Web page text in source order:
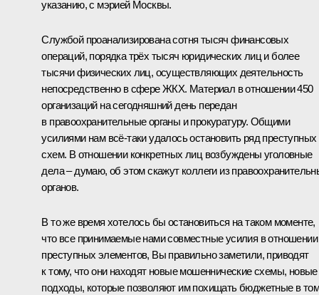
указанию, с мэрией Москвы.
Службой проанализирована сотня тысяч финансовых
операций, порядка трёх тысяч юридических лиц и более
тысячи физических лиц, осуществляющих деятельность
непосредственно в сфере ЖКХ. Материал в отношении 450
организаций на сегодняшний день передан
в правоохранительные органы и прокуратуру. Общими
усилиями нам всё‑таки удалось остановить ряд преступных
схем. В отношении конкретных лиц возбуждены уголовные
дела – думаю, об этом скажут коллеги из
органов.
В то же время хотелось бы остановиться на таком моменте,
что все принимаемые нами совместные усилия в отношении
преступных элементов, Вы правильно заметили, приводят
к тому, что они находят новые мошеннические схемы, новые
подходы, которые позволяют им похищать бюджетные в том